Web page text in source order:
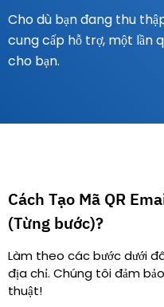
Cho dù bạn đang thu
cung cấp hỗ trợ, một lần
cho bạn.
Cách Tạo Mã QR
(Từng bước)?
Làm theo các bước dưới
địa chỉ. Chúng tôi đảm
thuật!